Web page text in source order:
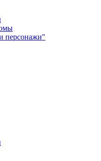
персонажи"